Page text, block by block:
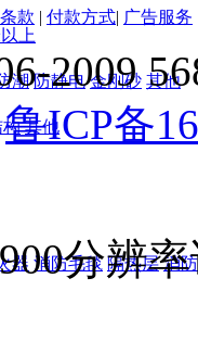
上
潮 防静电 金刚砂 其他
构 其他
器 消防毛毯 隔热层 消
款 | 付款方式| 广告服务
2009
鲁ICP备
分辨